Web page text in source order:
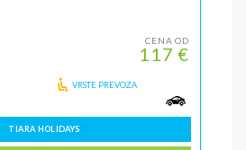
CENA OD
117 €
VRSTE PREVOZA
TIARA HOLIDAYS